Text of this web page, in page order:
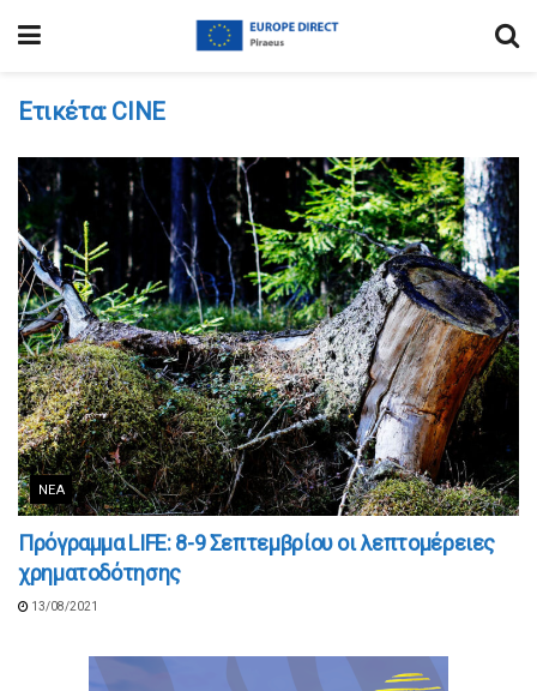
Ετικέτα: CINE
ΝΈΑ
Πρόγραμμα LIFE: 8-9 Σεπτεμβρίου οι λεπτομέρειες
χρηματοδότησης
13/08/2021